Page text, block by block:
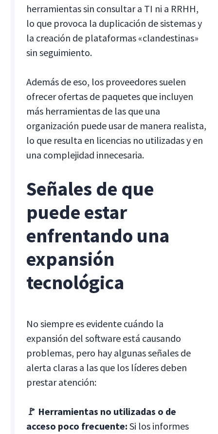
herramientas sin consultar a TI ni a RRHH,
lo que provoca la duplicación de sistemas y
la creación de plataformas «clandestinas»
sin seguimiento.
Además de eso, los proveedores suelen
ofrecer ofertas de paquetes que incluyen
más herramientas de las que una
organización puede usar de manera realista,
lo que resulta en licencias no utilizadas y en
una complejidad innecesaria.
Señales de que
puede estar
enfrentando una
expansión
tecnológica
No siempre es evidente cuándo la
expansión del software está causando
problemas, pero hay algunas señales de
alerta claras a las que los líderes deben
prestar atención:
🚩 Herramientas no utilizadas o de
acceso poco frecuente: Si los informes